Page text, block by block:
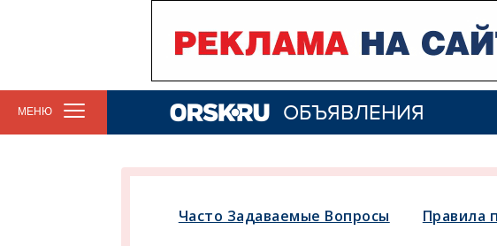
МЕНЮ ОБЪЯВЛЕНИЯ
Часто Задаваемые Вопросы Правила